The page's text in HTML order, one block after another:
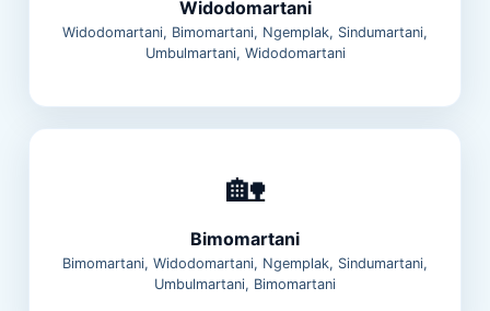
Widodomartani
Widodomartani, Bimomartani, Ngemplak, Sindumartani,
Umbulmartani, Widodomartani
🏡
Bimomartani
Bimomartani, Widodomartani, Ngemplak, Sindumartani,
Umbulmartani, Bimomartani